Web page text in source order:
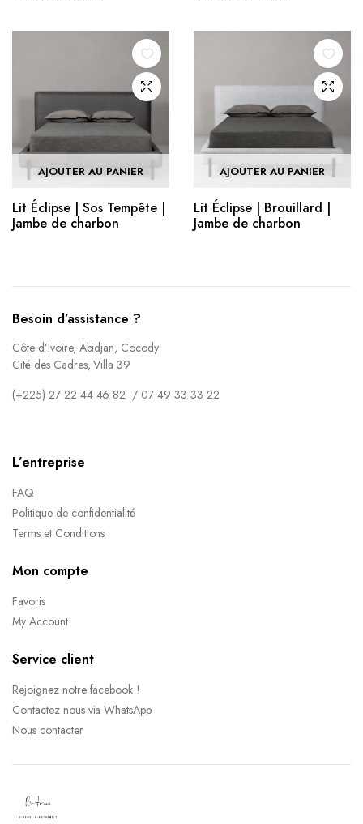
AJOUTER AU PANIER
Lit Éclipse | Sos Tempête |
Jambe de charbon
AJOUTER AU PANIER
Lit Éclipse | Brouillard |
Jambe de charbon
Besoin d’assistance ?
Côte d’Ivoire, Abidjan, Cocody
Cité des Cadres, Villa 39
(+225) 27 22 44 46 82 / 07 49 33 33 22
L’entreprise
FAQ
Politique de confidentialité
Terms et Conditions
Mon compte
Favoris
My Account
Service client
Rejoignez notre facebook !
Contactez nous via WhatsApp
Nous contacter